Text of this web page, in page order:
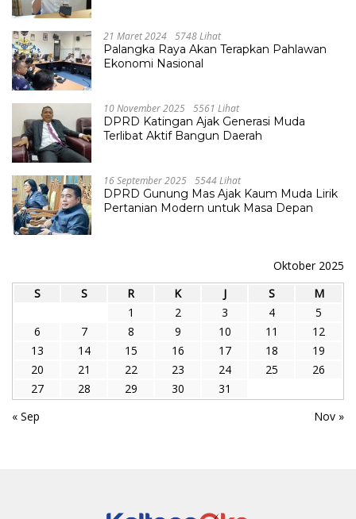
21 Maret 2024 5748 Lihat
Palangka Raya Akan Terapkan Pahlawan
Ekonomi Nasional
10 November 2025 5561 Lihat
DPRD Katingan Ajak Generasi Muda
Terlibat Aktif Bangun Daerah
16 September 2025 5544 Lihat
DPRD Gunung Mas Ajak Kaum Muda Lirik
Pertanian Modern untuk Masa Depan
Oktober 2025
S
S R K J S
M
1
2 3 4
5
6
7 8 9 10 11
12
13
14 15 16 17 18
19
20
21 22 23 24 25
26
27
28 29 30
31
« Sep
Nov »